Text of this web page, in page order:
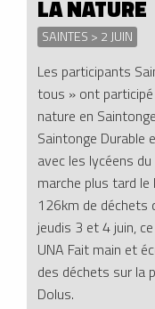
LA NATURE
SAINTES > 2 JUIN
Les participants
tous » ont
nature en
Saintonge Durable
avec les lycéens
marche plus tard le
126km de déchets
jeudis 3 et 4 juin,
UNA Fait main et
des déchets sur la
Dolus.